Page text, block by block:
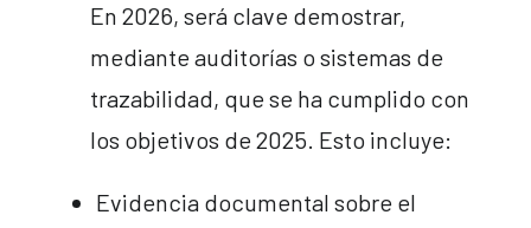
En 2026, será clave demostrar,
mediante auditorías o sistemas de
trazabilidad, que se ha cumplido con
los objetivos de 2025. Esto incluye:
Evidencia documental sobre el